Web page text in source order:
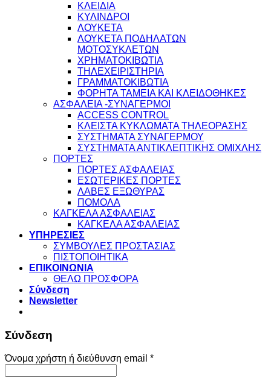
ΚΛΕΙΔΙΑ
ΚΥΛΙΝΔΡΟΙ
ΛΟΥΚΕΤΑ
ΛΟΥΚΕΤΑ ΠΟΔΗΛΑΤΩΝ
ΜΟΤΟΣΥΚΛΕΤΩΝ
ΧΡΗΜΑΤΟΚΙΒΩΤΙΑ
ΤΗΛΕΧΕΙΡΙΣΤΗΡΙΑ
ΓΡΑΜΜΑΤΟΚΙΒΩΤΙΑ
ΦΟΡΗΤΑ ΤΑΜΕΙΑ ΚΑΙ ΚΛΕΙΔΟΘΗΚΕΣ
ΑΣΦΑΛΕΙΑ -ΣΥΝΑΓΕΡΜΟΙ
ACCESS CONTROL
ΚΛΕΙΣΤΑ ΚΥΚΛΩΜΑΤΑ ΤΗΛΕΟΡΑΣΗΣ
ΣΥΣΤΗΜΑΤΑ ΣΥΝΑΓΕΡΜΟΥ
ΣΥΣΤΗΜΑΤΑ ΑΝΤΙΚΛΕΠΤΙΚΗΣ ΟΜΙΧΛΗΣ
ΠΟΡΤΕΣ
ΠΟΡΤΕΣ ΑΣΦΑΛΕΙΑΣ
ΕΣΩΤΕΡΙΚΕΣ ΠΟΡΤΕΣ
ΛΑΒΕΣ ΕΞΩΘΥΡΑΣ
ΠΟΜΟΛΑ
ΚΑΓΚΕΛΑ ΑΣΦΑΛΕΙΑΣ
ΚΑΓΚΕΛΑ ΑΣΦΑΛΕΙΑΣ
ΥΠΗΡΕΣΙΕΣ
ΣΥΜΒΟΥΛΕΣ ΠΡΟΣΤΑΣΙΑΣ
ΠΙΣΤΟΠΟΙΗΤΙΚΑ
ΕΠΙΚΟΙΝΩΝΙΑ
ΘΕΛΩ ΠΡΟΣΦΟΡΑ
Σύνδεση
Newsletter
Σύνδεση
Όνομα χρήστη ή διεύθυνση email *Απαιτείται